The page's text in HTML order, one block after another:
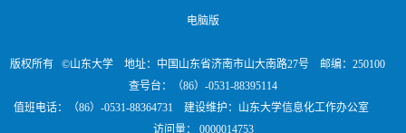
电脑版
版权所有 ©山东大学 地址：中国山东省济南市山大南路27号 邮编：250100
查号台：（86）-0531-88395114
值班电话：（86）-0531-88364731 建设维护：山东大学信息化工作办公室
访问量： 0000014753